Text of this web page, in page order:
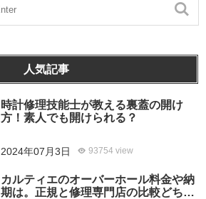
人気記事
時計修理技能士が教える裏蓋の開け
方！素人でも開けられる？
2024年07月3日 93754 view
カルティエのオーバーホール料金や納
期は。正規と修理専門店の比較どちら